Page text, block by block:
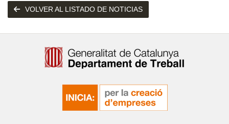
VOLVER AL LISTADO DE NOTICIAS